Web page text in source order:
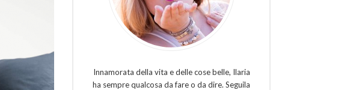
Innamorata della vita e delle cose belle, Ilaria
ha sempre qualcosa da fare o da dire. Seguila